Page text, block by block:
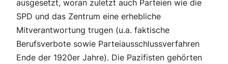
ausgesetzt, woran zuletzt auch Parteien wie die
SPD und das Zentrum eine erhebliche
Mitverantwortung trugen (u.a. faktische
Berufsverbote sowie Parteiausschlussverfahren
Ende der 1920er Jahre). Die Pazifisten gehörten